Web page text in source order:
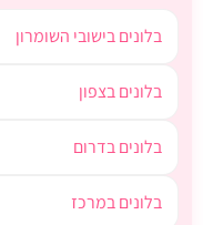
בלונים בישובי השומרון
בלונים בצפון
בלונים בדרום
בלונים במרכז